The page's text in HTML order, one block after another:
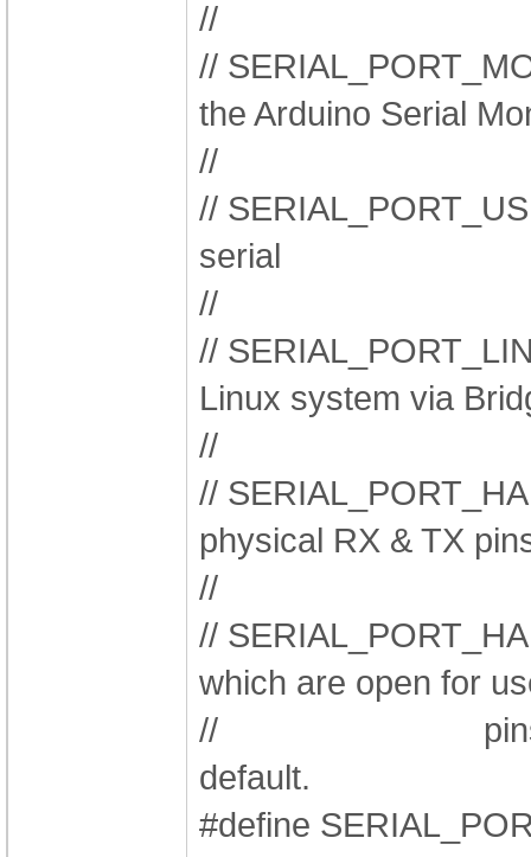
//
//
the Arduino Serial
//
//
serial
//
//
Linux system via
//
//
physical RX & TX
//
//
which are open for
// pins are
default.
#define